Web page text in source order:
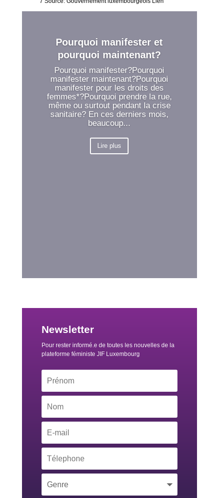
Pourquoi manifester et
pourquoi maintenant?
Pourquoi manifester?Pourquoi
manifester maintenant?Pourquoi
manifester pour les droits des
femmes*?Pourquoi prendre la rue,
même ou surtout pendant la crise
sanitaire? En ces derniers mois,
beaucoup...
Lire plus
Newsletter
Pour rester informé.e de toutes les nouvelles de la
plateforme féministe JIF Luxembourg